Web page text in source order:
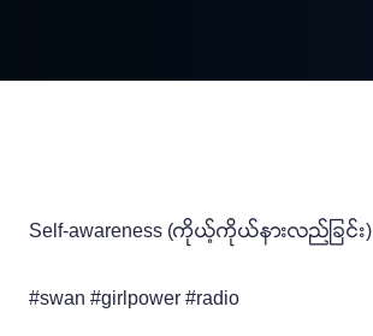
Self-awareness (ကိုယ့်ကိုယ်နားလည်ခြင်း)
#swan #girlpower #radio